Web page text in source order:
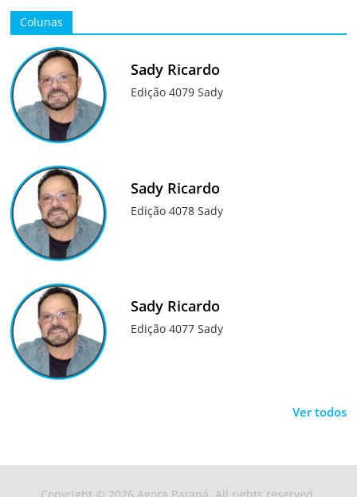
Colunas
Sady Ricardo
Edição 4079 Sady
Sady Ricardo
Edição 4078 Sady
Sady Ricardo
Edição 4077 Sady
Ver todos
Copyright © 2026 Agora Paraná . All rights reserved.